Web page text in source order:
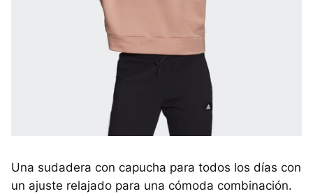
Una sudadera con capucha para todos los días con
un ajuste relajado para una cómoda combinación.